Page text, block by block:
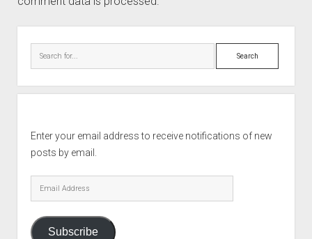
Search
Enter your email address to receive notifications of new
posts by email.
Email
Address
Subscribe